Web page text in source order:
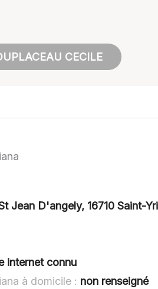
CECILE
Jean D'angely, 16710 Saint-
internet connu
à domicile : non renseigné